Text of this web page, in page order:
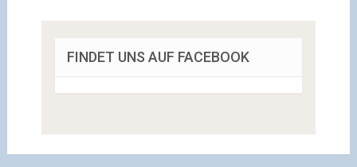
FINDET UNS AUF FACEBOOK